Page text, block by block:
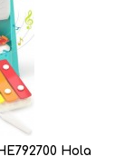
Hola